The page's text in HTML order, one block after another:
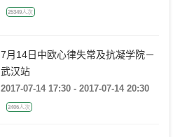
25349人次
7月14日中欧心律失常及抗凝学院－
武汉站
2017-07-14 17:30 - 2017-07-14 20:30
2406人次